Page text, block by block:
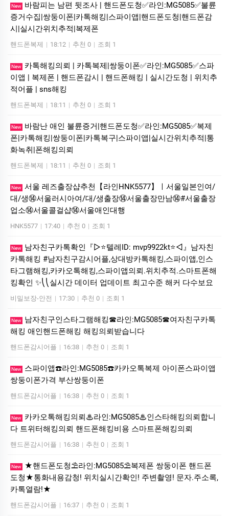
New
바람피는 남편 뒷조사 | 핸드폰도청✅라인:MG5085✅불륜
증거수집|쌍둥이폰|카톡해킹|스파이앱|핸드폰도청|핸드폰감
시|실시간위치추적|복제폰
핸드폰복제 | 18:12 | 추천 0 | 조회 1
New
카톡해킹의뢰 | 카톡복제|쌍둥이폰✅라인:MG5085✅스파
이앱 | 복제폰 | 핸드폰감시 | 핸드폰해킹 | 실시간도청 | 위치추
적어플 | sns해킹
핸드폰복제 | 18:11 | 추천 0 | 조회 1
New
바람난 애인 불륜증거|핸드폰도청✅라인:MG5085✅복제
폰|카톡해킹|쌍둥이폰|카톡복구|스파이앱|실시간위치추적|통
화녹취|폰해킹의뢰
핸드폰복제 | 18:11 | 추천 0 | 조회 1
New 서울 레즈출장샵추천【라인HNK5577】ㅣ서울일본인여/
대/생⑭서울러시아여/대/생출장⑭서울출장만남⑭#서울출장
업소⑭서울콜걸샵⑭서울애인대행
HNK5577 | 17:40 | 추천 0 | 조회 1
New
남자친구카톡확인『▷⭐텔레ID: mvp9922kt⭐◁』남자친
카톡해킹 #남자친구감시어플,상대방카톡해킹,스파이앱,인스
타그램해킹,카카오톡해킹,스파이앱의뢰.위치추적.스마트폰해
킹확인 ✨⎝⎝실시간 데이터 업데이트 최고수준 해커 다수보요
비밀보장-안전 | 17:30 | 추천 0 | 조회 1
New
남자친구인스타그램해킹☎라인:MG5085☎여자친구카톡
해킹 애인핸드폰해킹 해킹의뢰받습니다
핸드폰감시어플 | 16:38 | 추천 0 | 조회 1
New
스파이앱☎️라인:MG5085☎️카카오톡복제 아이폰스파이앱
쌍둥이폰가격 부산쌍둥이폰
핸드폰감시어플 | 16:38 | 추천 0 | 조회 1
New
카카오톡해킹의뢰♨라인:MG5085♨인스타해킹의뢰합니
다 트위터해킹의뢰 핸드폰해킹비용 스마트폰해킹의뢰
핸드폰감시어플 | 16:38 | 추천 0 | 조회 1
New
★핸드폰도청⛱️라인:MG5085⛱️복제폰 쌍둥이폰 핸드폰
도청★통화내용감청! 위치실시간확인! 주변촬영! 문자.주소록,
카톡열람!★
핸드폰감시어플 | 16:37 | 추천 0 | 조회 1